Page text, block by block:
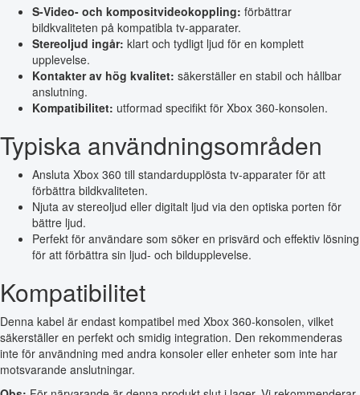
S-Video- och kompositvideokoppling: förbättrar
bildkvaliteten på kompatibla tv-apparater.
Stereoljud ingår: klart och tydligt ljud för en komplett
upplevelse.
Kontakter av hög kvalitet: säkerställer en stabil och hållbar
anslutning.
Kompatibilitet: utformad specifikt för Xbox 360-konsolen.
Typiska användningsområden
Ansluta Xbox 360 till standardupplösta tv-apparater för att
förbättra bildkvaliteten.
Njuta av stereoljud eller digitalt ljud via den optiska porten för
bättre ljud.
Perfekt för användare som söker en prisvärd och effektiv lösning
för att förbättra sin ljud- och bildupplevelse.
Kompatibilitet
Denna kabel är endast kompatibel med Xbox 360-konsolen, vilket
säkerställer en perfekt och smidig integration. Den rekommenderas
inte för användning med andra konsoler eller enheter som inte har
motsvarande anslutningar.